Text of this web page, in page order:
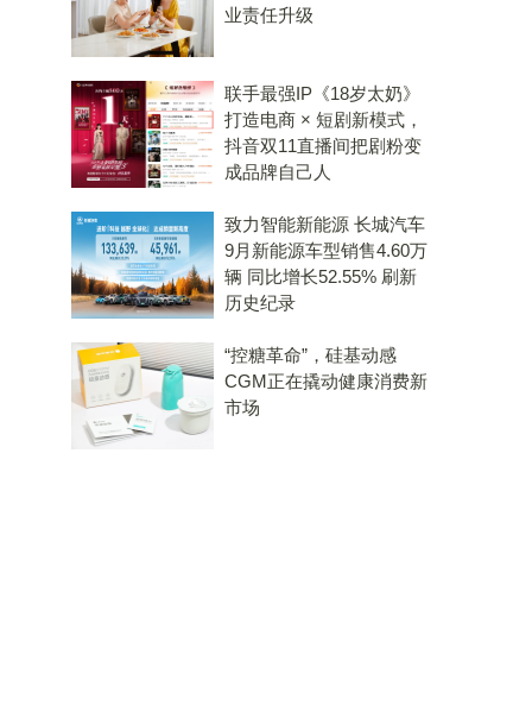
业责任升级
联手最强IP《18岁太奶》
打造电商 × 短剧新模式，
抖音双11直播间把剧粉变
成品牌自己人
致力智能新能源 长城汽车
9月新能源车型销售4.60万
辆 同比增长52.55% 刷新
历史纪录
“控糖革命”，硅基动感
CGM正在撬动健康消费新
市场